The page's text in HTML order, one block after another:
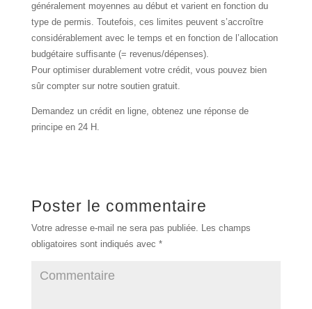
généralement moyennes au début et varient en fonction du
type de permis. Toutefois, ces limites peuvent s’accroître
considérablement avec le temps et en fonction de l’allocation
budgétaire suffisante (= revenus/dépenses).
Pour optimiser durablement votre crédit, vous pouvez bien
sûr compter sur notre soutien gratuit.
Demandez un crédit en ligne, obtenez une réponse de
principe en 24 H.
Poster le commentaire
Votre adresse e-mail ne sera pas publiée. Les champs
obligatoires sont indiqués avec *